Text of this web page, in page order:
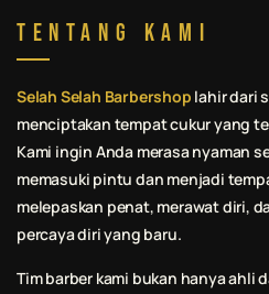
Tentang Kami
Selah Selah Barbershop lahir dari
menciptakan tempat cukur yang
Kami ingin Anda merasa nyaman
memasuki pintu dan menjadi
melepaskan penat, merawat diri,
percaya diri yang baru.
Tim barber kami bukan hanya ahli